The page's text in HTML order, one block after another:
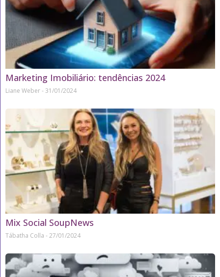
Marketing Imobiliário: tendências 2024
Liane Weber 31/01/2024
Mix Social SoupNews
Tábatha Colla 27/01/2024